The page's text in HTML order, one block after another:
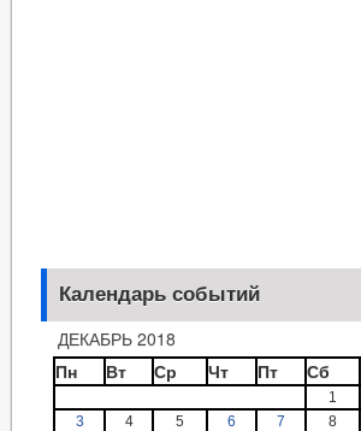
Календарь событий
ДЕКАБРЬ 2018
Пн
Вт Ср Чт Пт Сб
1
3
4 5 6 7 8